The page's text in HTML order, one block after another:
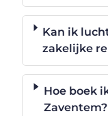
Kan ik
zakelijke
Hoe boek
Zaventem?